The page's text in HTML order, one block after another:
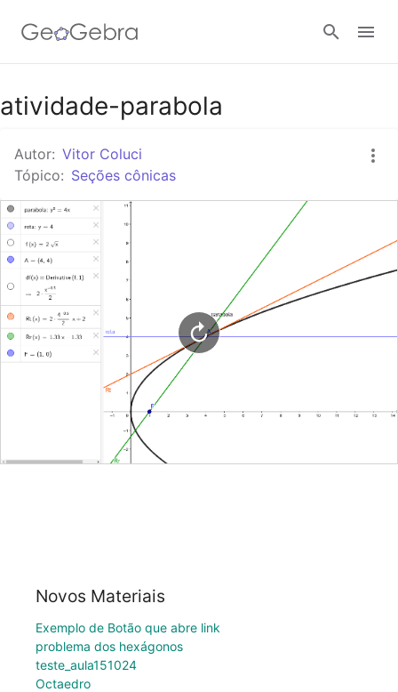
Google Classroom
Tarefa
atividade-parabola
Autor: Vitor Coluci
Tópico: Seções cônicas
Novos Materiais
Exemplo de Botão que abre link
problema dos hexágonos
teste_aula151024
Octaedro